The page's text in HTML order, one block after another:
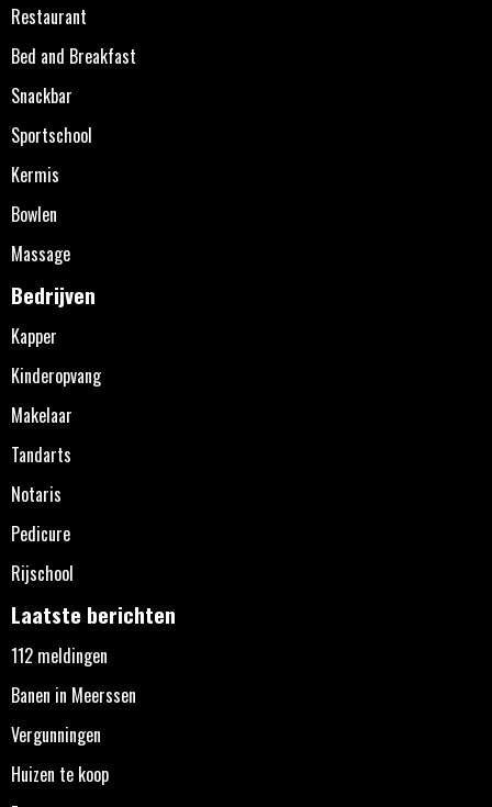
Restaurant
Bed and Breakfast
Snackbar
Sportschool
Kermis
Bowlen
Massage
Bedrijven
Kapper
Kinderopvang
Makelaar
Tandarts
Notaris
Pedicure
Rijschool
Laatste berichten
112 meldingen
Banen in Meerssen
Vergunningen
Huizen te koop